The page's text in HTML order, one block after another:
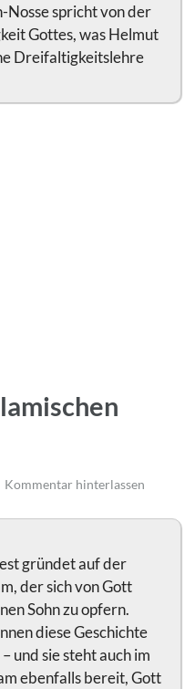
spricht von der
Gottes, was Helmut
Dreifaltigkeitslehre
Kommentar hinterlassen
gründet auf der
der sich von Gott
Sohn zu opfern.
diese Geschichte
und sie steht auch im
ebenfalls bereit, Gott